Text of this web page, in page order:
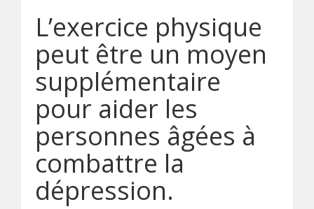
L’exercice physique
peut être un moyen
supplémentaire
pour aider les
personnes âgées à
combattre la
dépression.